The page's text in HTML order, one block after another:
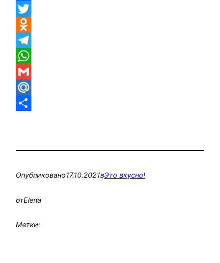
Facebook
Twitter
Odnoklassniki
Telegram
WhatsApp
Gmail
Mail.Ru
Опубликовано17.10.2021вЭто вкусно!
отElena
Метки: